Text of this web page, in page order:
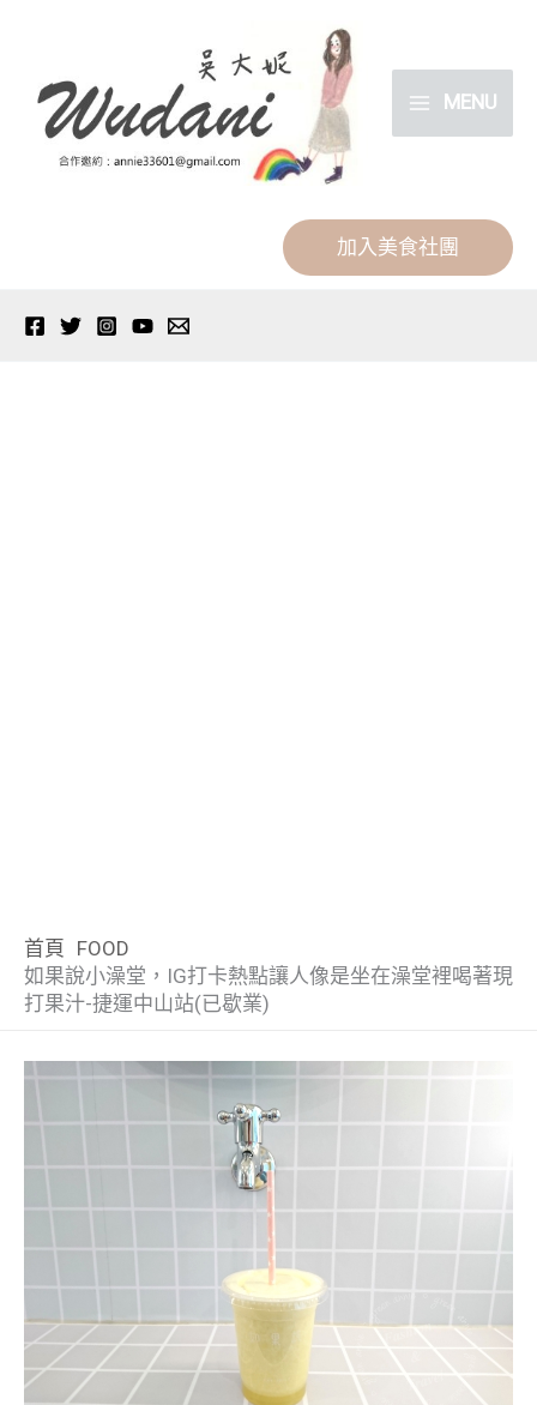
MENU
加入美食社團
首頁 FOOD
如果說小澡堂，IG打卡熱點讓人像是坐在澡堂裡喝著現
打果汁-捷運中山站(已歇業)